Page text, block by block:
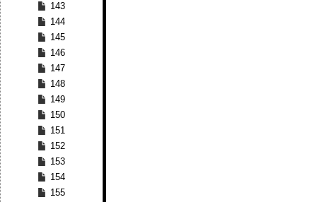
143
144
145
146
147
148
149
150
151
152
153
154
155